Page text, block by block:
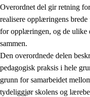
Overordnet del gir retning
realisere opplæringens
for opplæringen, og de ulike
sammen.
Den overordnede delen
pedagogisk praksis i hele
grunn for samarbeidet
tydeliggjør skolens og